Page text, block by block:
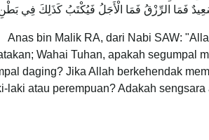
فَمَا الرِّزْقُ فَمَا الْأَجَلُ فَيُكْتَبُ كَذَلِكَ فِي
Anas bin Malik RA, dari Nabi SAW:
Wahai Tuhan, apakah segumpal
daging? Jika Allah berkehendak
laki atau perempuan? Adakah